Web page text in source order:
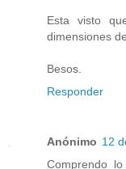
Esta visto
dimensiones
Besos.
Responder
Anónimo 12
Comprendo